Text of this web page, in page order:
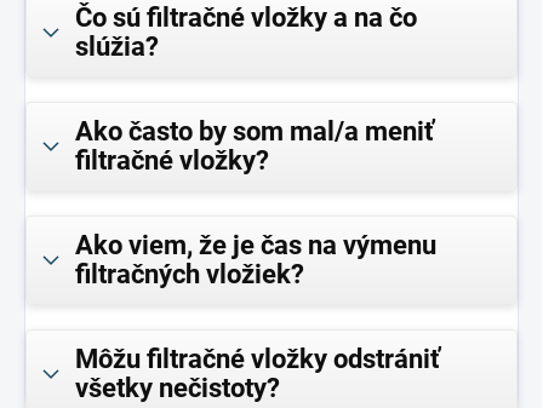
Čo sú filtračné vložky a na čo
slúžia?
Ako často by som mal/a meniť
filtračné vložky?
Ako viem, že je čas na výmenu
filtračných vložiek?
Môžu filtračné vložky odstrániť
všetky nečistoty?